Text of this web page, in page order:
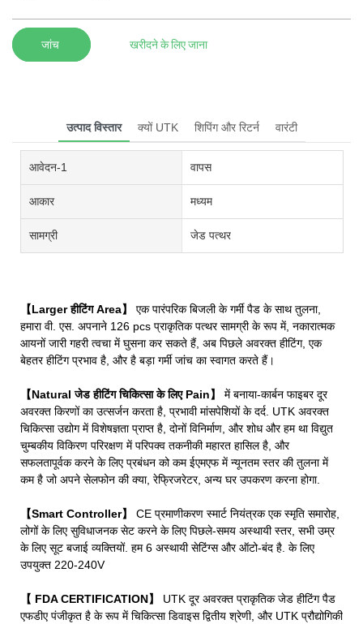
जांच खरीदने के लिए जाना
उत्पाद विस्तार क्यों UTK शिपिंग और रिटर्न वारंटी
आवेदन-1 वापस
आकार मध्यम
सामग्री जेड पत्थर
【Larger हीटिंग Area】 एक पारंपरिक बिजली के गर्मी पैड के साथ तुलना,
हमारा वी. एस. अपनाने 126 pcs प्राकृतिक पत्थर सामग्री के रूप में, नकारात्मक
आयनों जारी गहरी त्वचा में घुसना कर सकते हैं, अब पिछले अवरक्त हीटिंग, एक
बेहतर हीटिंग प्रभाव है, और है बड़ा गर्मी जांच का स्वागत करते हैं।
【Natural जेड हीटिंग चिकित्सा के लिए Pain】 में बनाया-कार्बन फाइबर दूर
अवरक्त किरणों का उत्सर्जन करता है, प्रभावी मांसपेशियों के दर्द. UTK अवरक्त
चिकित्सा उद्योग में विशेषज्ञता प्राप्त है, दोनों विनिर्माण, और शोध और हम था विद्युत
चुम्बकीय विकिरण परिरक्षण में परिपक्व तकनीकी महारत हासिल है, और
सफलतापूर्वक करने के लिए प्रबंधन को कम ईएमएफ में न्यूनतम स्तर की तुलना में
कम है जो अपने सेलफोन की क्या, रेफ्रिजरेटर, अन्य घर उपकरण करना होगा.
【Smart Controller】 CE प्रमाणीकरण स्मार्ट नियंत्रक एक स्मृति समारोह,
लोगों के लिए सुविधाजनक सेट करने के लिए पिछले-समय अस्थायी स्तर, सभी उम्र
के लिए सूट बजाई व्यक्तियों. हम 6 अस्थायी सेटिंग्स और ऑटो-बंद है. के लिए
उपयुक्त 220-240V
【 FDA CERTIFICATION】 UTK दूर अवरक्त प्राकृतिक जेड हीटिंग पैड
एफडीए पंजीकृत है के रूप में चिकित्सा डिवाइस द्वितीय श्रेणी, और UTK प्रौद्योगिकी